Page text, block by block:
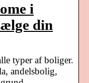
i
din
typer af boliger.
andelsbolig,